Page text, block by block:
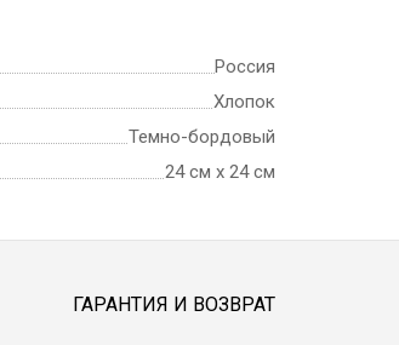
Россия
Хлопок
Темно-бордовый
24 см х 24 см
ГАРАНТИЯ И ВОЗВРАТ